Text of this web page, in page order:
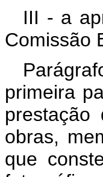
III - a
Comissão
primeira
obras,
que